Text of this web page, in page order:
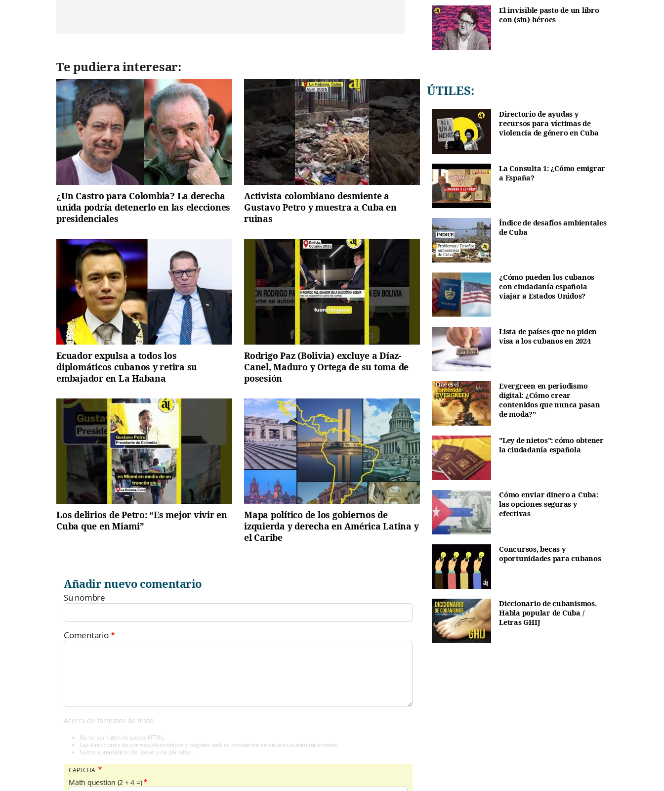
Te pudiera interesar:
¿Un Castro para Colombia? La derecha
unida podría detenerlo en las elecciones
presidenciales
Activista colombiano desmiente a
Gustavo Petro y muestra a Cuba en
ruinas
Ecuador expulsa a todos los
diplomáticos cubanos y retira su
embajador en La Habana
Rodrigo Paz (Bolivia) excluye a Díaz-
Canel, Maduro y Ortega de su toma de
posesión
Los delirios de Petro: “Es mejor vivir en
Cuba que en Miami”
Mapa político de los gobiernos de
izquierda y derecha en América Latina y
el Caribe
Añadir nuevo comentario
Su nombre
Comentario
Acerca de formatos de texto
No se permiten etiquetas HTML.
Las direcciones de correos electrónicos y páginas web se convierten en enlaces automáticamente.
Saltos automáticos de líneas y de párrafos.
CAPTCHA
Math question (2 + 4 =)
El invisible pasto de un libro
con (sin) héroes
ÚTILES:
Directorio de ayudas y
recursos para víctimas de
violencia de género en Cuba
La Consulta 1: ¿Cómo emigrar
a España?
Índice de desafíos ambientales
de Cuba
¿Cómo pueden los cubanos
con ciudadanía española
viajar a Estados Unidos?
Lista de países que no piden
visa a los cubanos en 2024
Evergreen en periodismo
digital: ¿Cómo crear
contenidos que nunca pasan
de moda?"
"Ley de nietos": cómo obtener
la ciudadanía española
Cómo enviar dinero a Cuba:
las opciones seguras y
efectivas
Concursos, becas y
oportunidades para cubanos
Diccionario de cubanismos.
Habla popular de Cuba /
Letras GHIJ